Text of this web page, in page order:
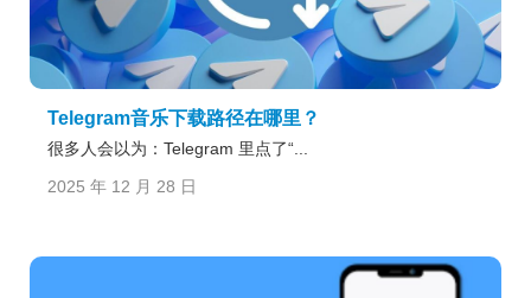
Telegram音乐下载路径在哪里？
很多人会以为：Telegram 里点了“...
2025 年 12 月 28 日